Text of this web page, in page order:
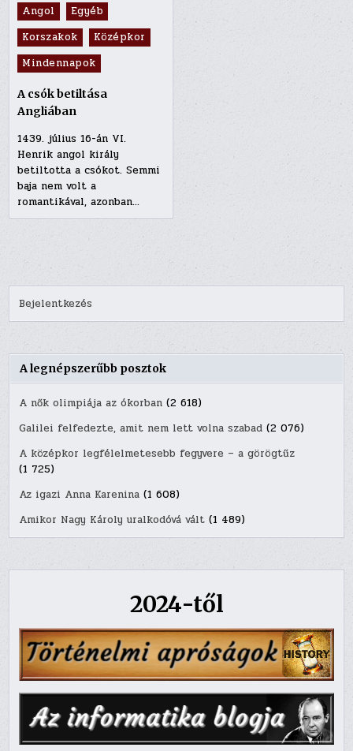
Posted
in
Angol
Egyéb
Korszakok
Középkor
Mindennapok
A csók betiltása
Angliában
1439. július 16-án VI.
Henrik angol király
betiltotta a csókot. Semmi
baja nem volt a
romantikával, azonban…
Bejelentkezés
A legnépszerűbb posztok
A nők olimpiája az ókorban (2 618)
Galilei felfedezte, amit nem lett volna szabad (2 076)
A középkor legfélelmetesebb fegyvere – a görögtűz
(1 725)
Az igazi Anna Karenina (1 608)
Amikor Nagy Károly uralkodóvá vált (1 489)
2024-től